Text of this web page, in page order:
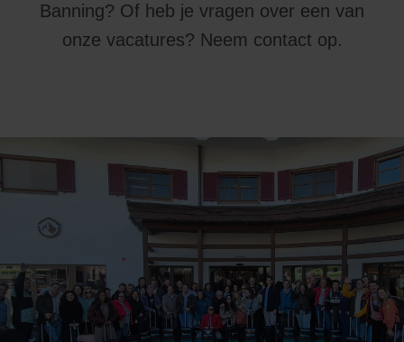
Banning? Of heb je vragen over een van
onze vacatures? Neem contact op.